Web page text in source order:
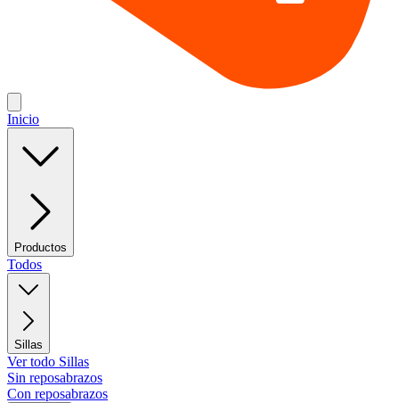
Inicio
Productos
Todos
Sillas
Ver todo Sillas
Sin reposabrazos
Con reposabrazos